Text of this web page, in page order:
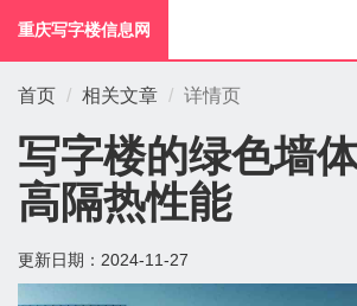
重庆写字楼信息网
首页 相关文章 详情页
写字楼的绿色墙
高隔热性能
更新日期： 2024-11-27